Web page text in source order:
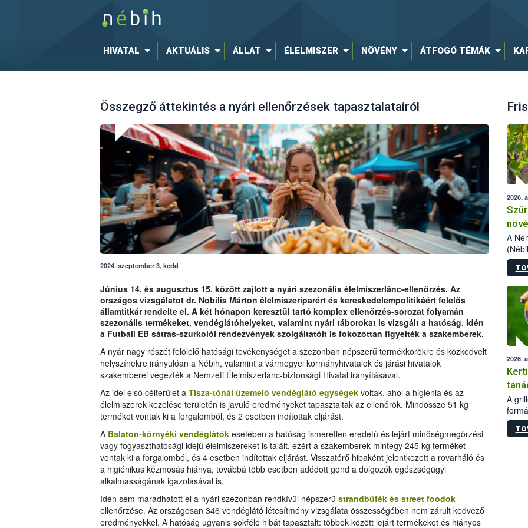
HIVATAL AKTUÁLIS ÁLLAT ÉLELMISZER NÖVÉNY ÁTFOGÓ TÉMÁK
Összegző áttekintés a nyári ellenőrzések tapasztalatairól
2024. szeptember 3, kedd
Június 14. és augusztus 15. között zajlott a nyári szezonális élelmiszerlánc-ellenőrzés. Az
országos vizsgálatot dr. Nobilis Márton élelmiszeriparért és kereskedelempolitikáért felelős
államtitkár rendelte el. A két hónapon keresztül tartó komplex ellenőrzés-sorozat folyamán
szezonális termékeket, vendéglátóhelyeket, valamint nyári táborokat is vizsgált a hatóság. Idén
a Futball EB sátras-szurkolói rendezvények szolgáltatóit is fokozottan figyelték a szakemberek.
A nyár nagy részét felölelő hatósági tevékenységet a szezonban népszerű termékkörökre és közkedvelt
helyszínekre irányulóan a Nébih, valamint a vármegyei kormányhivatalok és járási hivatalok
szakemberei végezték a Nemzeti Élelmiszerlánc-biztonsági Hivatal irányításával.
Az idei első célterület a Tisza-tónál üzemelő vendéglátó egységekvoltak, ahol a higiénia és az
élelmiszerek kezelése területén is javuló eredményeket tapasztaltak az ellenőrök. Mindössze 51 kg
terméket vontak ki a forgalomból, és 2 esetben indítottak eljárást.
A Balaton-környéki vendéglátókesetében a hatóság ismeretlen eredetű és lejárt minőségmegőrzési
vagy fogyaszthatósági idejű élelmiszereket is talált, ezért a szakemberek mintegy 245 kg terméket
vontak ki a forgalomból, és 4 esetben indítottak eljárást. Visszatérő hibaként jelentkezett a rovarháló és
a higiénikus kézmosás hiánya, továbbá több esetben adódott gond a dolgozók egészségügyi
alkalmasságának igazolásával is.
Idén sem maradhatott el a nyári szezonban rendkívül népszerű strandbüfék és street foodok
ellenőrzése. Az országosan 346 vendéglátó létesítmény vizsgálata összességében nem zárult kedvező
eredményekkel. A hatóság ugyanis sokféle hibát tapasztalt: többek között lejárt termékeket és hiányos
2026.
A
Az
2026.
A